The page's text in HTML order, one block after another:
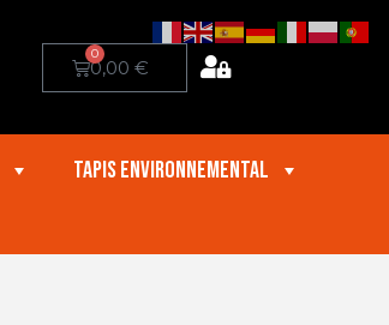
0,00 €
0
Tapis Environnemental